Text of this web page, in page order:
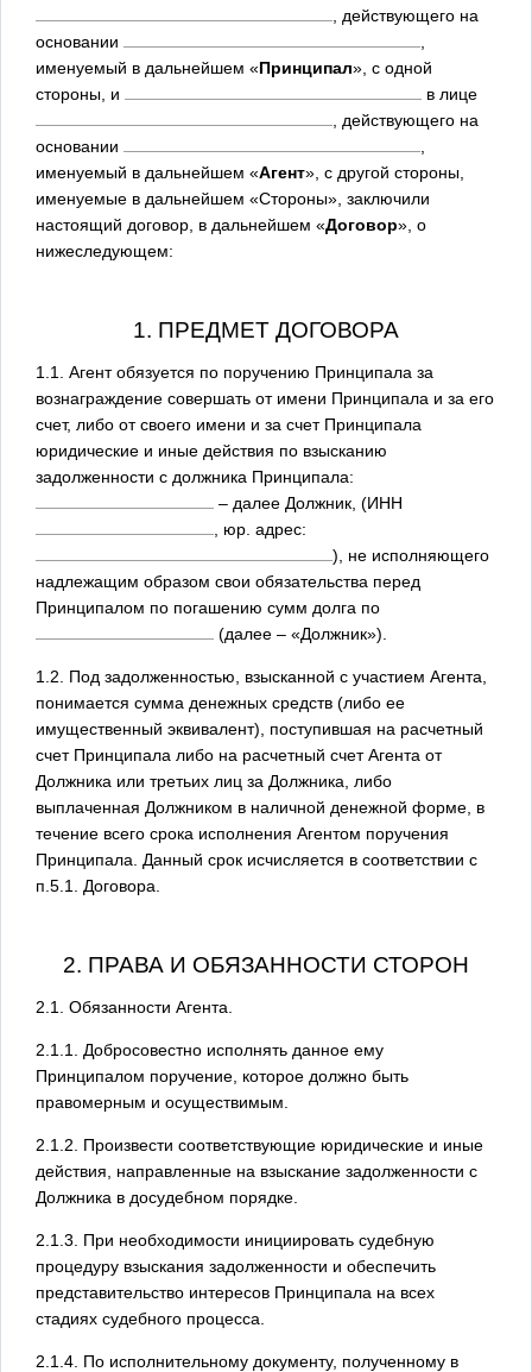
, действующего на
основании
именуемый в дальнейшем «Принципал», с одной
стороны, и
в лице
, действующего на
основании
именуемый в дальнейшем «Агент», с другой стороны,
именуемые в дальнейшем «Стороны», заключили
настоящий договор, в дальнейшем «Договор», о
нижеследующем:
1. ПРЕДМЕТ ДОГОВОРА
1.1. Агент обязуется по поручению Принципала за
вознаграждение совершать от имени Принципала и за его
счет, либо от своего имени и за счет Принципала
юридические и иные действия по взысканию
задолженности с должника Принципала:
– далее Должник, (ИНН
, юр. адрес:
), не исполняющего
надлежащим образом свои обязательства перед
Принципалом по погашению сумм долга по
(далее – «Должник»).
1.2. Под задолженностью, взысканной с участием Агента,
понимается сумма денежных средств (либо ее
имущественный эквивалент), поступившая на расчетный
счет Принципала либо на расчетный счет Агента от
Должника или третьих лиц за Должника, либо
выплаченная Должником в наличной денежной форме, в
течение всего срока исполнения Агентом поручения
Принципала. Данный срок исчисляется в соответствии с
п.5.1. Договора.
2. ПРАВА И ОБЯЗАННОСТИ СТОРОН
2.1. Обязанности Агента.
2.1.1. Добросовестно исполнять данное ему
Принципалом поручение, которое должно быть
правомерным и осуществимым.
2.1.2. Произвести соответствующие юридические и иные
действия, направленные на взыскание задолженности с
Должника в досудебном порядке.
2.1.3. При необходимости инициировать судебную
процедуру взыскания задолженности и обеспечить
представительство интересов Принципала на всех
стадиях судебного процесса.
2.1.4. По исполнительному документу, полученному в